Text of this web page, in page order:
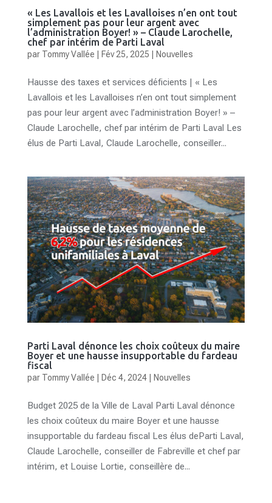
« Les Lavallois et les Lavalloises n’en ont tout
simplement pas pour leur argent avec
l’administration Boyer! » – Claude Larochelle,
chef par intérim de Parti Laval
par Tommy Vallée Fév 25, 2025 Nouvelles
Hausse des taxes et services déficients | « Les
Lavallois et les Lavalloises n’en ont tout simplement
pas pour leur argent avec l’administration Boyer! » –
Claude Larochelle, chef par intérim de Parti Laval Les
élus de Parti Laval, Claude Larochelle, conseiller...
Parti Laval dénonce les choix coûteux du maire
Boyer et une hausse insupportable du fardeau
fiscal
par Tommy Vallée Déc 4, 2024| Nouvelles
Budget 2025 de la Ville de Laval Parti Laval dénonce
les choix coûteux du maire Boyer et une hausse
insupportable du fardeau fiscal Les élus deParti Laval,
Claude Larochelle, conseiller de Fabreville et chef par
intérim, et Louise Lortie, conseillère de...